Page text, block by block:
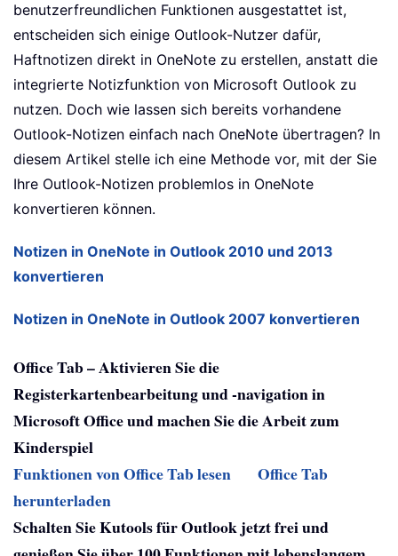
benutzerfreundlichen Funktionen ausgestattet ist,
entscheiden sich einige Outlook-Nutzer dafür,
Haftnotizen direkt in OneNote zu erstellen, anstatt die
integrierte Notizfunktion von Microsoft Outlook zu
nutzen. Doch wie lassen sich bereits vorhandene
Outlook-Notizen einfach nach OneNote übertragen? In
diesem Artikel stelle ich eine Methode vor, mit der Sie
Ihre Outlook-Notizen problemlos in OneNote
konvertieren können.
Notizen in OneNote in Outlook 2010 und 2013
konvertieren
Notizen in OneNote in Outlook 2007 konvertieren
Office Tab – Aktivieren Sie die
Registerkartenbearbeitung und -navigation in
Microsoft Office und machen Sie die Arbeit zum
Kinderspiel
Funktionen von Office Tab lesen
Office Tab
herunterladen
Schalten Sie Kutools für Outlook jetzt frei und